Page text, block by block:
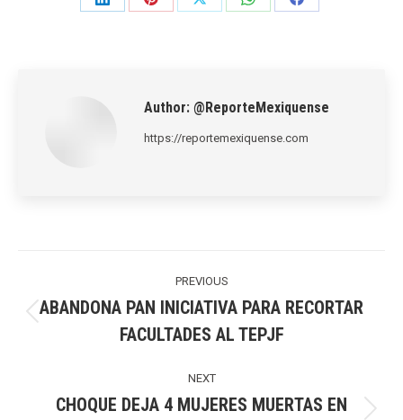
Share
Share
Share
Share
Share
Author: @ReporteMexiquense
https://reportemexiquense.com
PREVIOUS
post:
ABANDONA PAN INICIATIVA PARA RECORTAR
FACULTADES AL TEPJF
NEXT
CHOQUE DEJA 4 MUJERES MUERTAS EN